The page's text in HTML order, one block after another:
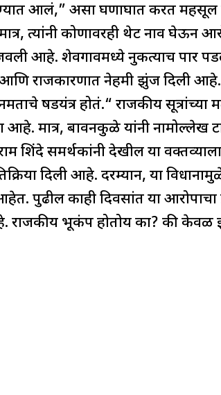
आलं,” असा घणाघात करत महसूल
त्यांनी कोणावरही थेट नाव घेऊन
आहे. शेवगावमध्ये नुकत्याच पार
आणि राजकारणात नेहमी झुंज दिली
षडयंत्र होतं.“ राजकीय सूत्रांच्या
मात्र, बावनकुळे यांनी नामोल्लेख
शिंदे समर्थकांनी देखील या
दिली आहे. दरम्यान, या
पुढील काही दिवसांत या आरोपाचा
भूकंप होतोय का? की केवळ